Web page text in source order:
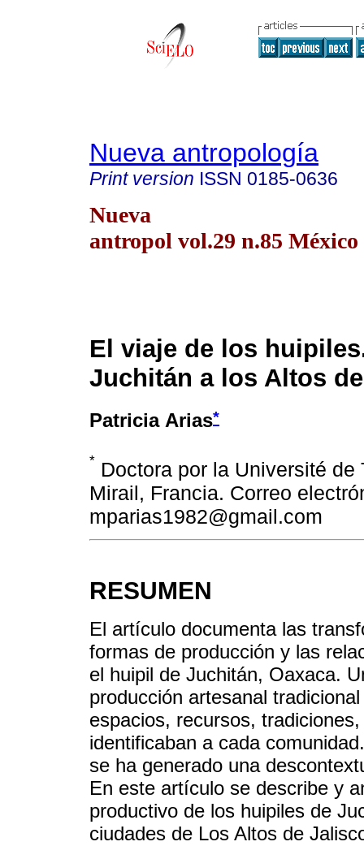
Nueva antropología
Print version ISSN 0185-0636
Nueva
antropol vol.29 n.85 México
El viaje de los
Juchitán a los Altos
Patricia Arias*
* Doctora por la Université de
Mirail, Francia. Correo
mparias1982@gmail.com
RESUMEN
El artículo documenta las
formas de producción y las
el huipil de Juchitán, Oaxaca.
producción artesanal
espacios, recursos,
identificaban a cada
se ha generado una
En este artículo se describe y
productivo de los huipiles de
ciudades de Los Altos de